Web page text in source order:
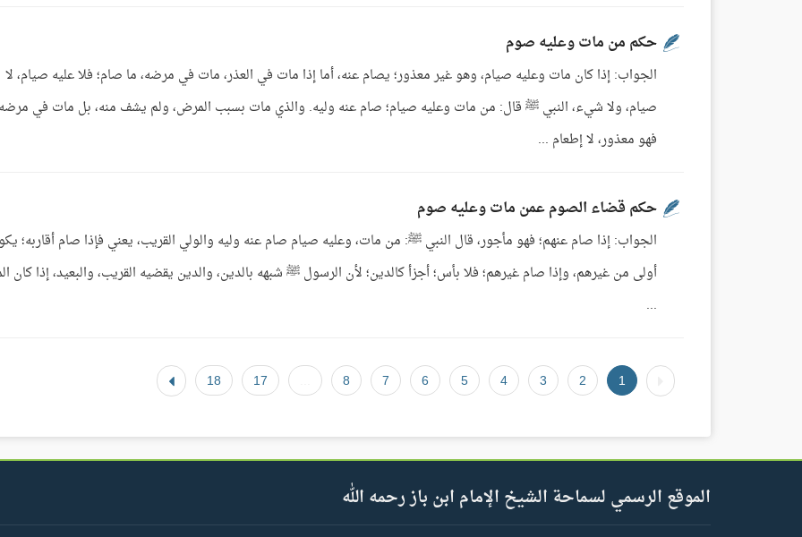
حكم من مات وعليه صوم
الجواب: إذا كان مات وعليه صيام، وهو غير معذور؛ يصام عنه، أما إذا مات في العذر، مات في مرضه، ما صام؛ فلا عليه صيام، لا
صيام، ولا شيء، النبي ﷺ قال: من مات وعليه صيام؛ صام عنه وليه. والذي مات بسبب المرض، ولم يشف منه، بل مات في
فهو معذور، لا إطعام ...
حكم قضاء الصوم عمن مات وعليه صوم
الجواب: إذا صام عنهم؛ فهو مأجور، قال النبي ﷺ: من مات، وعليه صيام صام عنه وليه والولي القريب، يعني فإذا صام أقاربه؛
أولى من غيرهم، وإذا صام غيرهم؛ فلا بأس؛ أجزأ كالدين؛ لأن الرسول ﷺ شبهه بالدين، والدين يقضيه القريب، والبعيد، إذا كان
...
1
2
3
4
5
6
7
8
17
18
الموقع الرسمي لسماحة الشيخ الإمام ابن باز رحمه الله